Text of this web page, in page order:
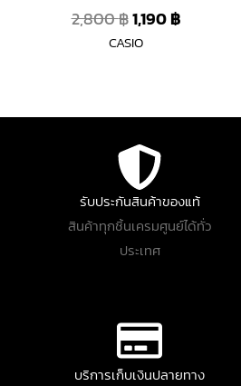
2,800฿1,190฿
CASIO
รับประกันสินค้าของแท้
สินค้าทุกชิ้นเครมศูนย์ได้ทั่ว
ประเทศ
บริการเก็บเงินปลายทาง